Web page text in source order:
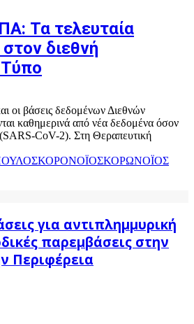
Τα τελευταία
διεθνή
οι βάσεις δεδομένων Διεθνών
καθημερινά από νέα δεδομένα όσον
CoV-2). Στη Θεραπευτική
ΚΟΡΟΝΟΪΟΣΚΟΡΩΝΟΪΟΣ
για αντιπλημμυρική
παρεμβάσεις στην
Περιφέρεια